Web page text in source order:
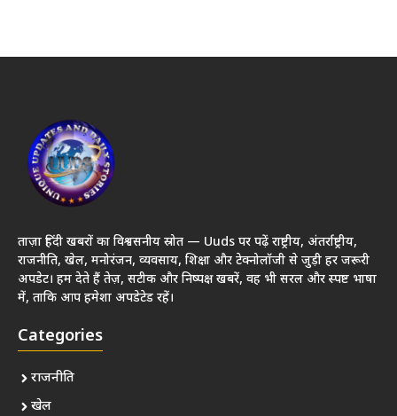
ताज़ा हिंदी खबरों का विश्वसनीय स्रोत — Uuds पर पढ़ें राष्ट्रीय, अंतर्राष्ट्रीय,
राजनीति, खेल, मनोरंजन, व्यवसाय, शिक्षा और टेक्नोलॉजी से जुड़ी हर जरूरी
अपडेट। हम देते हैं तेज़, सटीक और निष्पक्ष खबरें, वह भी सरल और स्पष्ट भाषा
में, ताकि आप हमेशा अपडेटेड रहें।
Categories
राजनीति
खेल